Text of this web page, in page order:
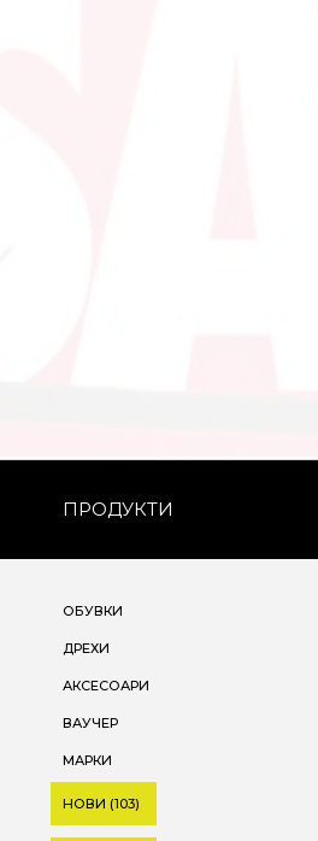
ПРОДУКТИ
ОБУВКИ
ДРЕХИ
АКСЕСОАРИ
ВАУЧЕР
МАРКИ
НОВИ (103)